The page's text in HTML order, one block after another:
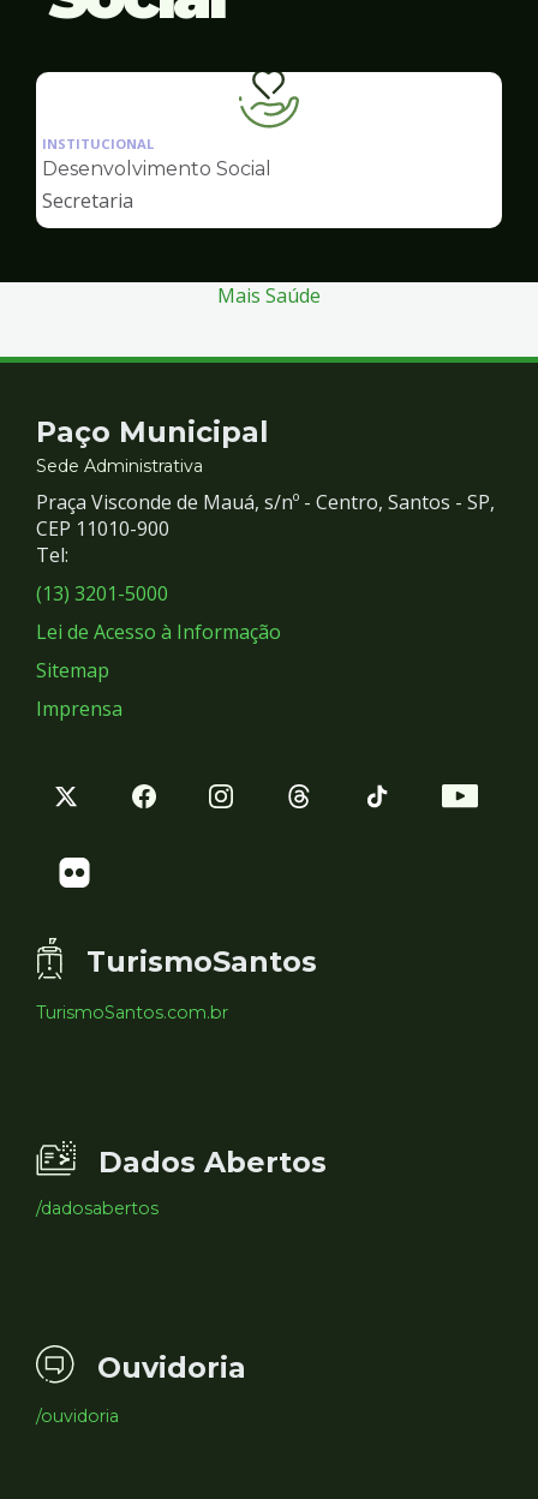
Ilustração
da
pagina
INSTITUCIONAL
Desenvolvimento Social
Secretaria
Mais Saúde
Contato
e
Redes
Sociais
Paço Municipal
Sede Administrativa
Praça Visconde de Mauá, s/nº - Centro, Santos - SP,
CEP 11010-900
Tel:
(13) 3201-5000
Lei de Acesso à Informação
Sitemap
Imprensa
TurismoSantos
TurismoSantos.com.br
Dados Abertos
/dadosabertos
Ouvidoria
/ouvidoria